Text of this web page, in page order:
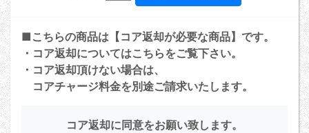
■こちらの商品は【コア返却が必要な商品】です。
・コア返却についてはこちらをご覧下さい。
・コア返却頂けない場合は、
コアチャージ料金を別途ご請求いたします。
コア返却に同意をお願い致します。